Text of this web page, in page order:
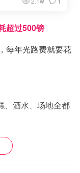
超过500镑
每年光路费就要花
、酒水、场地全都
家都得送点什么
个饭”，你钱包就